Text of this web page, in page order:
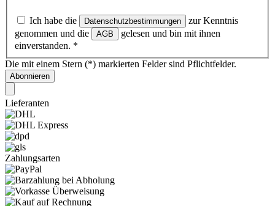
Ich habe die Datenschutzbestimmungen
zur Kenntnis
genommen und die
AGB
gelesen und bin mit ihnen
einverstanden. *
Die mit einem Stern (*) markierten Felder sind Pflichtfelder.
Abonnieren
Lieferanten
Zahlungsarten